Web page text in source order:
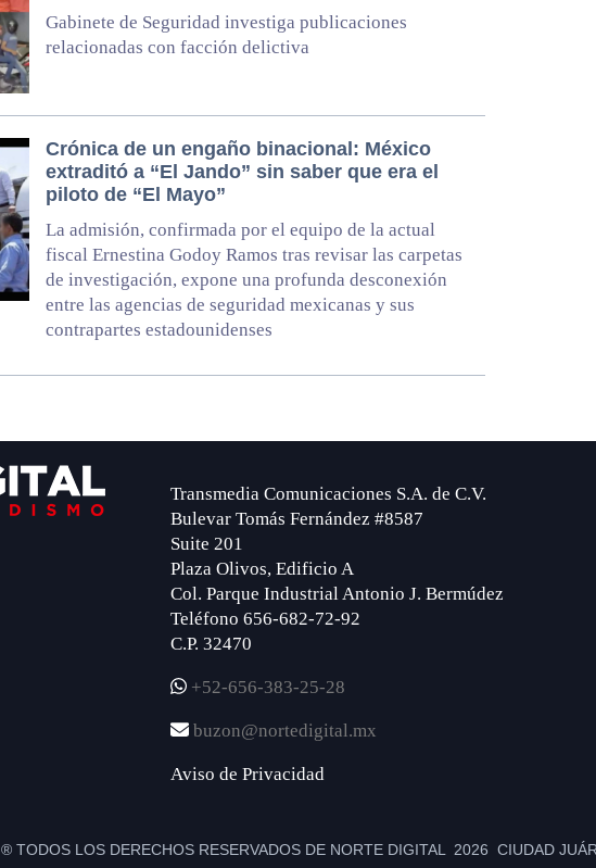
Gabinete de Seguridad investiga publicaciones
relacionadas con facción delictiva
Crónica de un engaño binacional: México
extraditó a “El Jando” sin saber que era el
piloto de “El Mayo”
La admisión, confirmada por el equipo de la actual
fiscal Ernestina Godoy Ramos tras revisar las carpetas
de investigación, expone una profunda desconexión
entre las agencias de seguridad mexicanas y sus
contrapartes estadounidenses
Transmedia Comunicaciones S.A. de C.V.
Bulevar Tomás Fernández #8587
Suite 201
Plaza Olivos, Edificio A
Col. Parque Industrial Antonio J. Bermúdez
Teléfono 656-682-72-92
C.P. 32470
+52-656-383-25-28
buzon@nortedigital.mx
Aviso de Privacidad
® TODOS LOS DERECHOS RESERVADOS DE NORTE DIGITAL 2026 CIUDAD